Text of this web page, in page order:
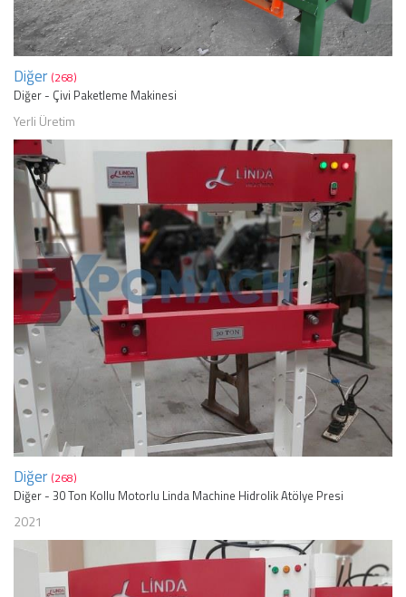
Diğer (268)
Diğer - Çivi Paketleme Makinesi
Yerli Üretim
Diğer (268)
Diğer - 30 Ton Kollu Motorlu Linda Machine Hidrolik Atölye Presi
2021